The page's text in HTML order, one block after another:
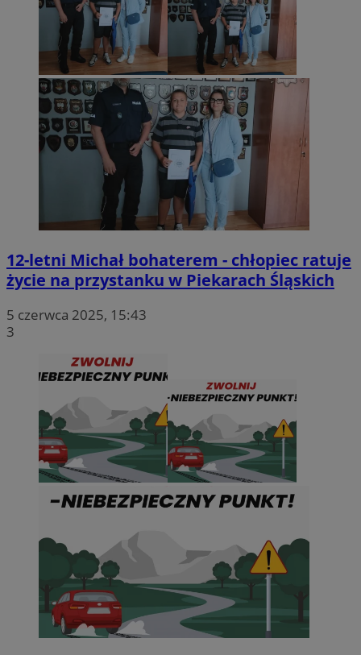
12-letni Michał bohaterem - chłopiec ratuje
życie na przystanku w Piekarach Śląskich
5 czerwca 2025, 15:43
3